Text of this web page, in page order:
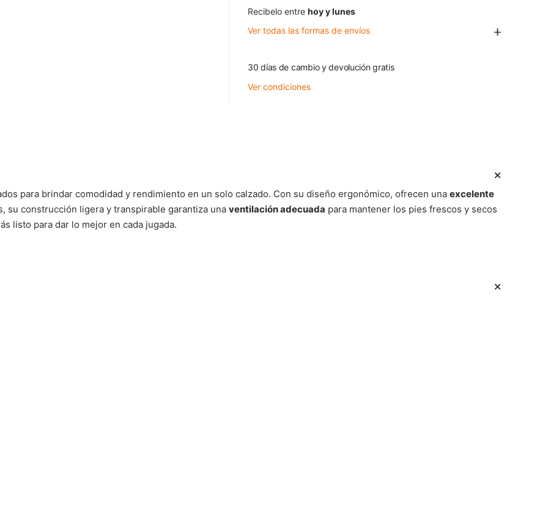
Recibelo entre hoy y lunes
Ver todas las formas de envíos
30 días de cambio y devolución gratis
Ver condiciones
para brindar comodidad y rendimiento en un solo calzado. Con su diseño ergonómico, ofrecen una excelente
su construcción ligera y transpirable garantiza una ventilación adecuada para mantener los pies frescos y secos
listo para dar lo mejor en cada jugada.